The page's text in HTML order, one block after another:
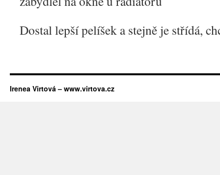
Dostal lepší pelíšek a stejně je střídá,
Irenea Virtová – www.virtova.cz